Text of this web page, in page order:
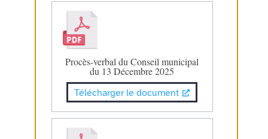
Procès-verbal du Conseil municipal
du 13 Décembre 2025
Télécharger le document